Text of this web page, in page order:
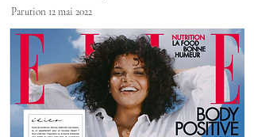
Parution 12 mai 2022